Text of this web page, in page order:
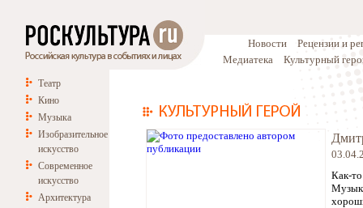
Новости
Рецензии и
Медиатека
Культурный
Театр
Кино
Музыка
Изобразительное
искусство
Современное
искусство
Архитектура
Как-